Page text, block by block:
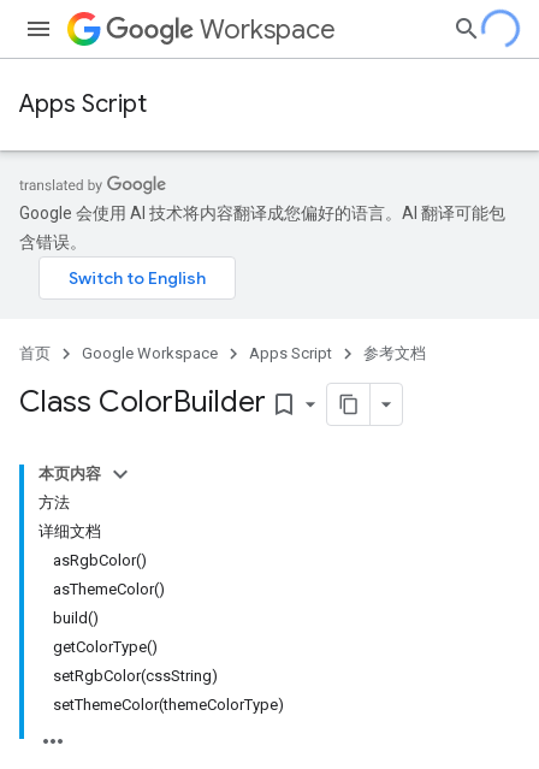
Workspace
Apps Script
Google 会使用 AI 技术将内容翻译成您偏好的语言。AI 翻译可能包
含错误。
首页 Google Workspace Apps Script 参考文档
Class ColorBuilder bookmark_border
本页内容
方法
详细文档
asRgbColor()
asThemeColor()
build()
getColorType()
setRgbColor(cssString)
setThemeColor(themeColorType)